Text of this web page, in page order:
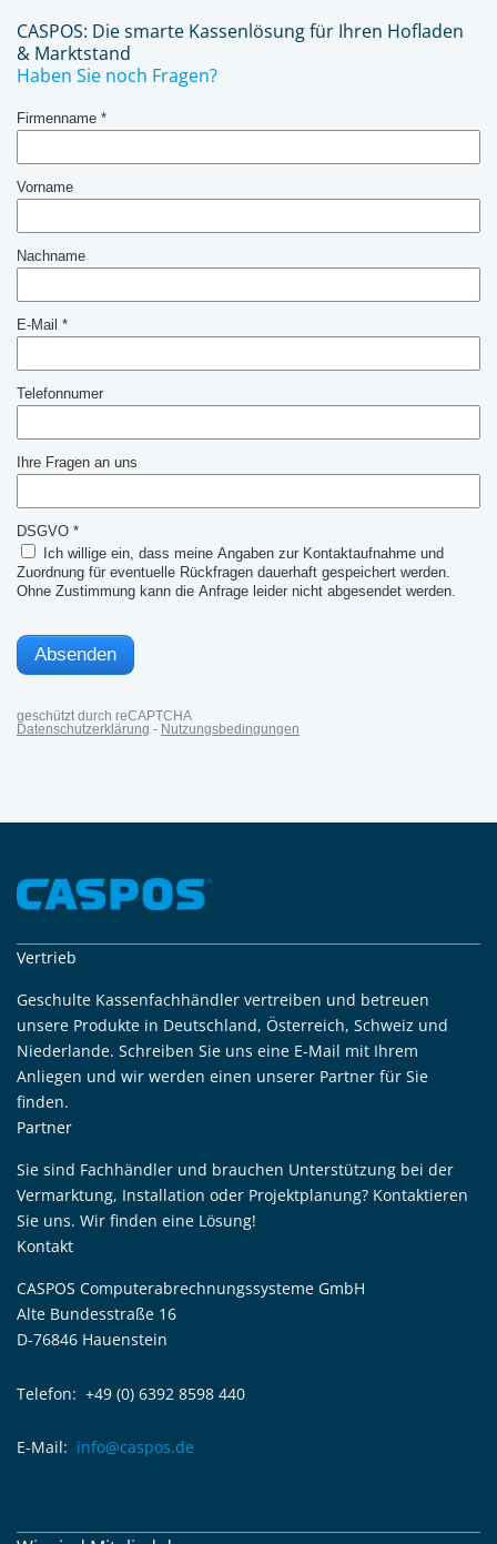
CASPOS: Die smarte Kassenlösung für Ihren Hofladen
& Marktstand
Haben Sie noch Fragen?
Vertrieb
Geschulte Kassenfachhändler vertreiben und betreuen
unsere Produkte in Deutschland, Österreich, Schweiz und
Niederlande. Schreiben Sie uns eine E-Mail mit Ihrem
Anliegen und wir werden einen unserer Partner für Sie
finden.
Partner
Sie sind Fachhändler und brauchen Unterstützung bei der
Vermarktung, Installation oder Projektplanung? Kontaktieren
Sie uns. Wir finden eine Lösung!
Kontakt
CASPOS Computerabrechnungssysteme GmbH
Alte Bundesstraße 16
D-76846 Hauenstein
Telefon: +49 (0) 6392 8598 440
E-Mail: info@caspos.de